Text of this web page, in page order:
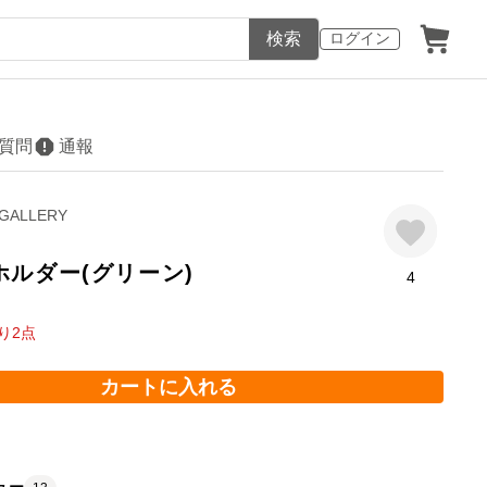
ログイン
検索
問 通報
ルダー(グリーン)
2点
4
カートに入れる